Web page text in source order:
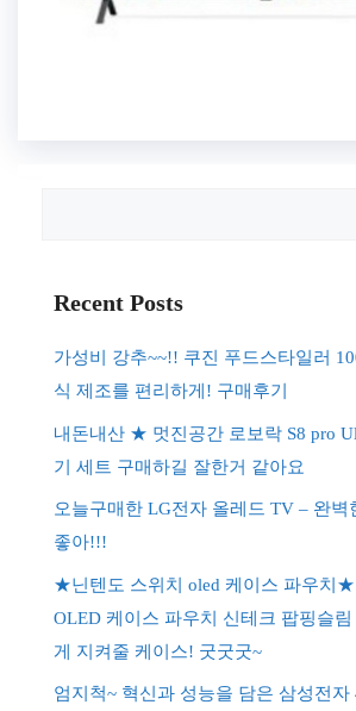
Recent Posts
가성비 강추~~!! 쿠진 푸드스타일러
식 제조를 편리하게! 구매후기
내돈내산 ★ 멋진공간 로보락 S8 pro
기 세트 구매하길 잘한거 같아요
오늘구매한 LG전자 올레드 TV – 완벽
좋아!!!
★닌텐도 스위치 oled 케이스 파우치★
OLED 케이스 파우치 신테크 팝핑슬
게 지켜줄 케이스! 굿굿굿~
엄지척~ 혁신과 성능을 담은 삼성전